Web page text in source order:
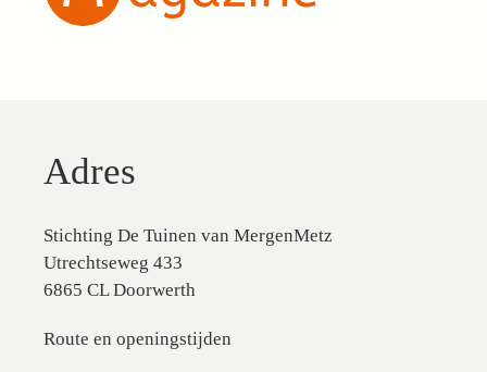
Adres
Stichting De Tuinen van MergenMetz
Utrechtseweg 433
6865 CL Doorwerth
Route en openingstijden